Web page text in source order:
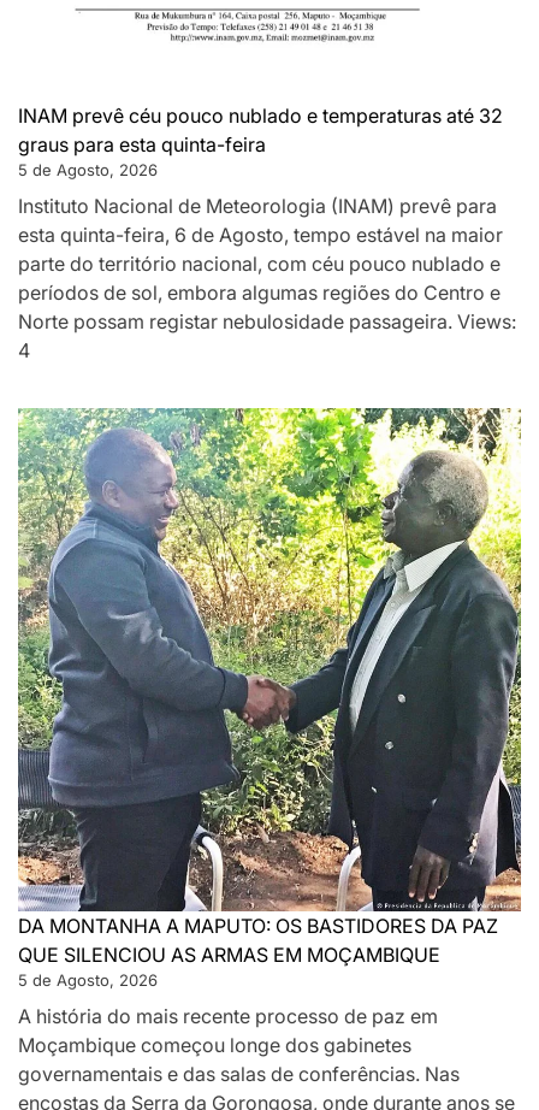
INAM prevê céu pouco nublado e temperaturas até 32
graus para esta quinta-feira
5 de Agosto, 2026
Instituto Nacional de Meteorologia (INAM) prevê para
esta quinta-feira, 6 de Agosto, tempo estável na maior
parte do território nacional, com céu pouco nublado e
períodos de sol, embora algumas regiões do Centro e
Norte possam registar nebulosidade passageira. Views:
4
DA MONTANHA A MAPUTO: OS BASTIDORES DA PAZ
QUE SILENCIOU AS ARMAS EM MOÇAMBIQUE
5 de Agosto, 2026
A história do mais recente processo de paz em
Moçambique começou longe dos gabinetes
governamentais e das salas de conferências. Nas
encostas da Serra da Gorongosa, onde durante anos se